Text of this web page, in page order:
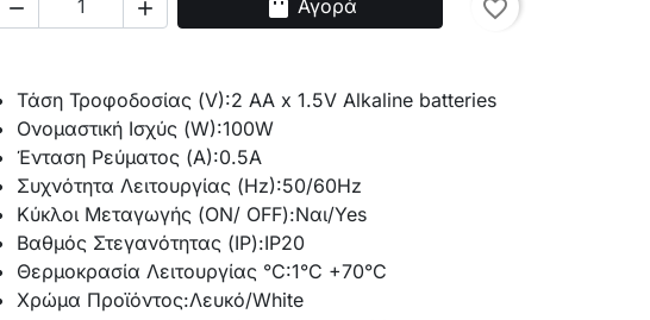
  shopping_bag Αγορά favorite_border
Τάση Τροφοδοσίας (V):2 AA x 1.5V Alkaline batteries
Ονομαστική Ισχύς (W):100W
Ένταση Ρεύματος (Α):0.5A
Συχνότητα Λειτουργίας (Hz):50/60Hz
Κύκλοι Μεταγωγής (ON/ OFF):Ναι/Yes
Βαθμός Στεγανότητας (IP):IP20
Θερμοκρασία Λειτουργίας °C:1°C +70°C
Χρώμα Προϊόντος:Λευκό/White